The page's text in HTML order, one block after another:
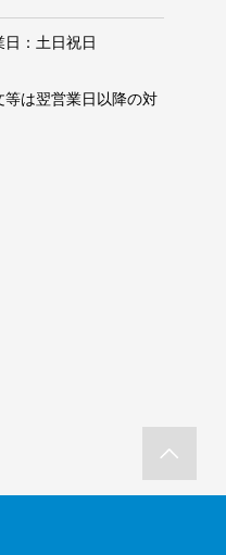
：土日祝日
は翌営業日以降の対